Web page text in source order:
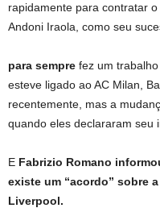
rapidamente para contratar
Andoni Iraola, como seu
para sempre fez um
esteve ligado ao AC Milan,
recentemente, mas a
quando eles declararam seu
E Fabrizio Romano
existe um “acordo” sobre
Liverpool.